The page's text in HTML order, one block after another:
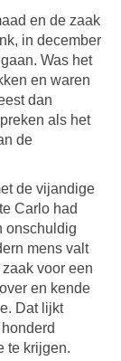
en de zaak
in december
Was het
en waren
dan
als het
de
de vijandige
Carlo had
onschuldig
mens valt
voor een
en kende
Dat lijkt
te krijgen.